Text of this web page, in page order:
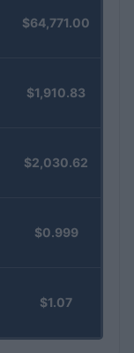
$64,771.00
$1,910.83
$2,030.62
$0.999
$1.07